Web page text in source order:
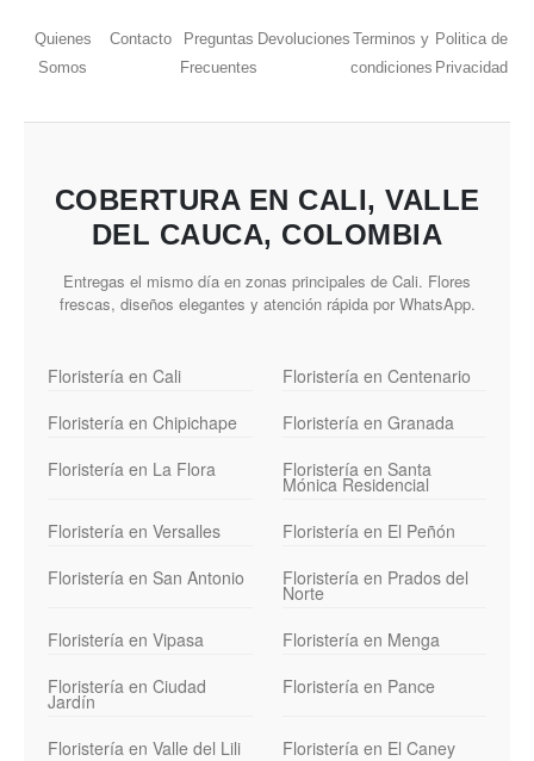
Quienes
Somos
Contacto
Preguntas
Frecuentes
Devoluciones Terminos y
condiciones
Politica de
Privacidad
COBERTURA EN CALI, VALLE
DEL CAUCA, COLOMBIA
Entregas el mismo día en zonas principales de Cali. Flores
frescas, diseños elegantes y atención rápida por WhatsApp.
Floristería en Cali
Floristería en Centenario
Floristería en Chipichape
Floristería en Granada
Floristería en La Flora
Floristería en Santa
Mónica Residencial
Floristería en Versalles
Floristería en El Peñón
Floristería en San Antonio
Floristería en Prados del
Norte
Floristería en Vipasa
Floristería en Menga
Floristería en Ciudad
Jardín
Floristería en Pance
Floristería en Valle del Lili Floristería en El Caney